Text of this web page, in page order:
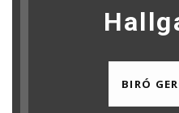
BIRÓ